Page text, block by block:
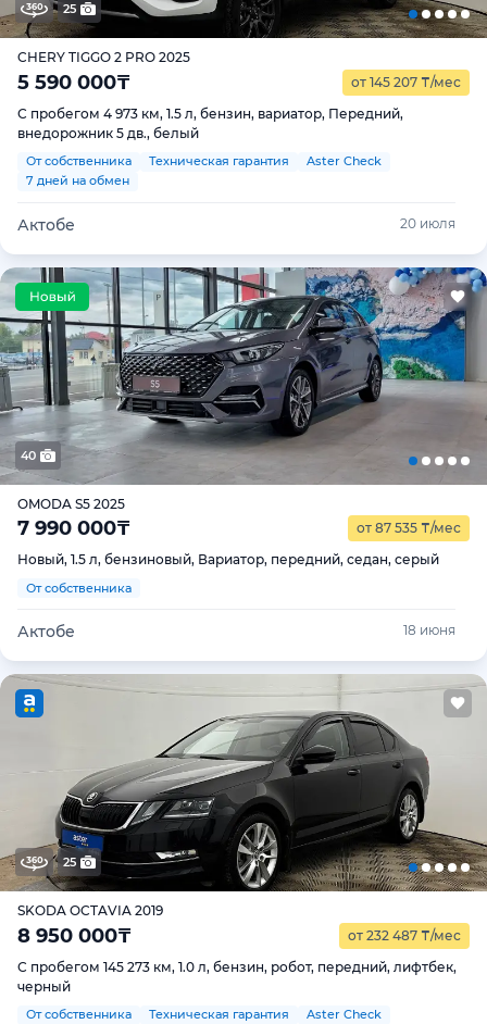
25
CHERY TIGGO 2 PRO 2025
5 590 000₸ от 145 207 ₸/мес
С пробегом 4 973 км, 1.5 л, бензин, вариатор, Передний,
внедорожник 5 дв., белый
От собственника Техническая гарантия
Aster Check
7 дней на обмен
Актобе 20 июля
40
OMODA S5 2025
7 990 000₸ от 87 535 ₸/мес
Новый, 1.5 л, бензиновый, Вариатор, передний, седан, серый
От собственника
Актобе 18 июня
25
SKODA OCTAVIA 2019
8 950 000₸ от 232 487 ₸/мес
С пробегом 145 273 км, 1.0 л, бензин, робот, передний, лифтбек,
черный
От собственника Техническая гарантия Aster Check